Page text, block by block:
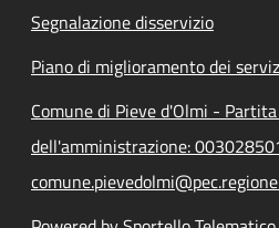
Segnalazione disservizio
Piano di miglioramento dei
Comune di Pieve d'Olmi - Partita
dell'amministrazione: